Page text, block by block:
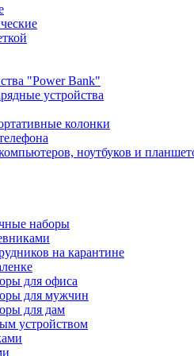
"Power Bank"
устройства
колонки
ноутбуков и
наборы
на карантине
для офиса
для мужчин
для дам
устройством